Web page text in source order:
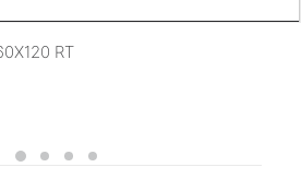
LOOK GLACIAR MATE 30X90